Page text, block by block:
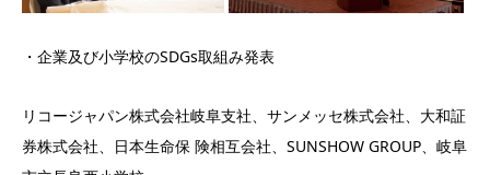
・企業及び小学校のSDGs取組み発表
リコージャパン株式会社岐阜支社、サンメッセ株式会社、大和証
券株式会社、日本生命保 険相互会社、SUNSHOW GROUP、岐阜